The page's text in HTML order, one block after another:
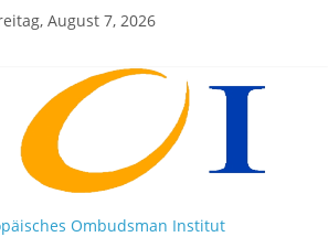
August 7, 2026
04-2025
2025 10 28
in the Doha Conference on
Human Rights
Ombudsman Institut